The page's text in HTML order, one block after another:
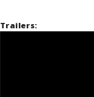
Trailers: